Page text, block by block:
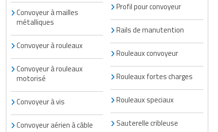
Convoyeur à mailles
métalliques
Convoyeur à rouleaux
Convoyeur à rouleaux
motorisé
Convoyeur à vis
Convoyeur aérien à câble
Profil pour convoyeur
Rails de manutention
Rouleaux convoyeur
Rouleaux fortes charges
Rouleaux speciaux
Sauterelle cribleuse